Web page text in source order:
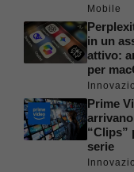
Mobile
in un
attivo:
per
Prime
“Clips”
serie